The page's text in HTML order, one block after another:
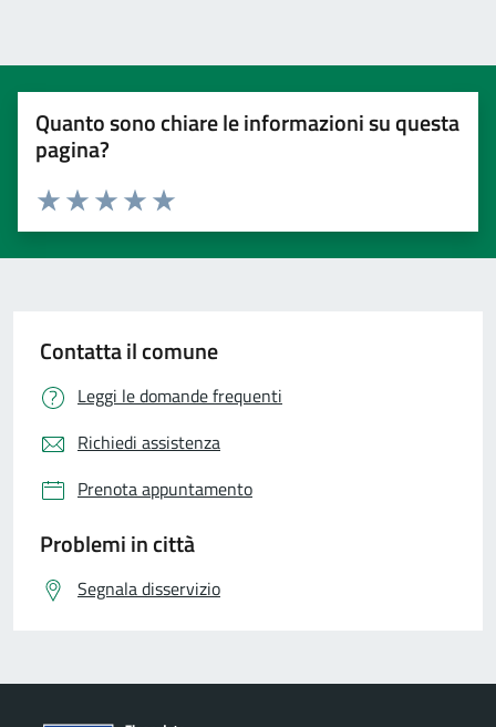
Quanto sono chiare le informazioni su questa
pagina?
Valuta 5 stelle su 5
Valuta 4 stelle su 5
Valuta 3 stelle su 5
Valuta 2 stelle su 5
Valuta 1 stelle su 5
Contatta il comune
Leggi le domande frequenti
Richiedi assistenza
Prenota appuntamento
Problemi in città
Segnala disservizio